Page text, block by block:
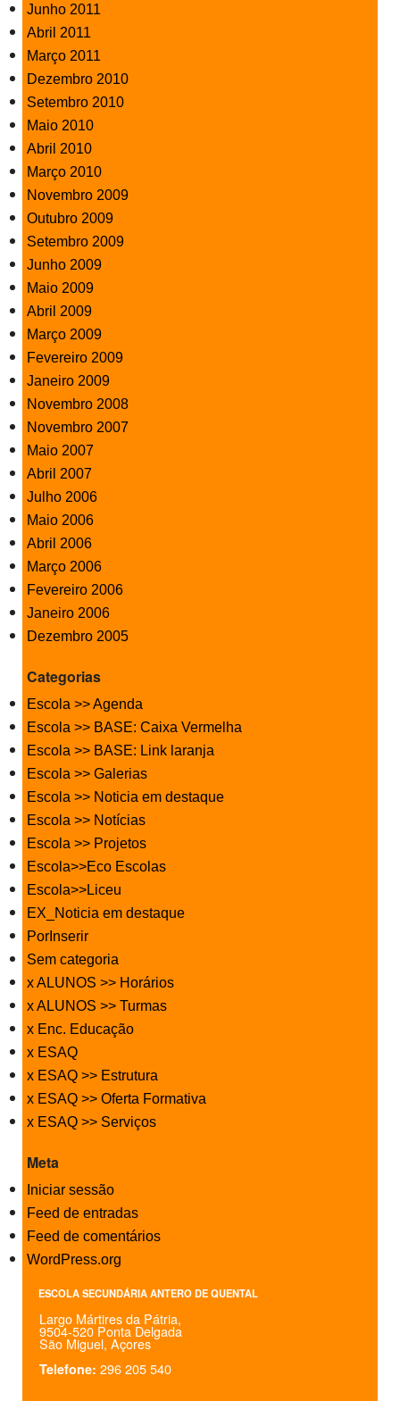
Junho 2011
Abril 2011
Março 2011
Dezembro 2010
Setembro 2010
Maio 2010
Abril 2010
Março 2010
Novembro 2009
Outubro 2009
Setembro 2009
Junho 2009
Maio 2009
Abril 2009
Março 2009
Fevereiro 2009
Janeiro 2009
Novembro 2008
Novembro 2007
Maio 2007
Abril 2007
Julho 2006
Maio 2006
Abril 2006
Março 2006
Fevereiro 2006
Janeiro 2006
Dezembro 2005
Categorias
Escola >> Agenda
Escola >> BASE: Caixa Vermelha
Escola >> BASE: Link laranja
Escola >> Galerias
Escola >> Noticia em destaque
Escola >> Notícias
Escola >> Projetos
Escola>>Eco Escolas
Escola>>Liceu
EX_Noticia em destaque
PorInserir
Sem categoria
x ALUNOS >> Horários
x ALUNOS >> Turmas
x Enc. Educação
x ESAQ
x ESAQ >> Estrutura
x ESAQ >> Oferta Formativa
x ESAQ >> Serviços
Meta
Iniciar sessão
Feed de entradas
Feed de comentários
WordPress.org
ESCOLA SECUNDÁRIA ANTERO DE QUENTAL
Largo Mártires da Pátria,
9504-520 Ponta Delgada
São Miguel, Açores
Telefone: 296 205 540